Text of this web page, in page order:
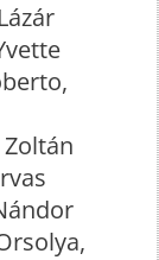
Zoltán